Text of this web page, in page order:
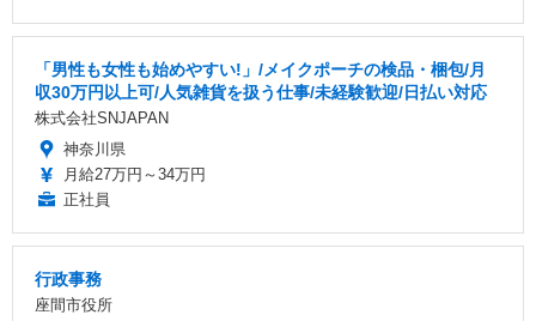
「男性も女性も始めやすい!」/メイクポーチの検品・梱包/月
収30万円以上可/人気雑貨を扱う仕事/未経験歓迎/日払い対応
株式会社SNJAPAN
神奈川県
月給27万円～34万円
正社員
行政事務
座間市役所